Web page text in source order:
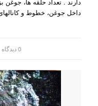
داخل جوغن، خطوط و
0 دیدگاه